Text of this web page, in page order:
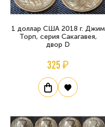
1 доллар США 2018 г. Джим
Торп, серия Сакагавея,
двор D
325 ₽